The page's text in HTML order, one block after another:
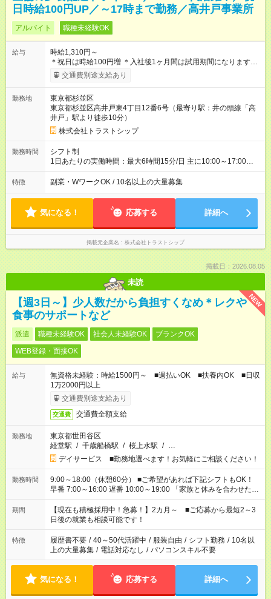
日時給100円UP／～17時まで勤務／高井戸事業所
アルバイト 職種未経験OK
給与
時給1,310円～
＊祝日は時給100円増 ＊入社後1ヶ月間は試用期間になります。
時給の変更はございません。 【試用期間】試用期間あり 試用期
間の長さ：1ヶ月 雇用形態、給与は本採用時と同じです。
交通費別途支給あり
勤務地
東京都杉並区
東京都杉並区高井戸東4丁目12番6号（最寄り駅：井の頭線「高
井戸」駅より徒歩10分）
株式会社トラストシップ
勤務時間
シフト制
1日あたりの実働時間：最大6時間15分/日 主に10:00～17:00、
10：30～17：30の固定契約シフトで、契約シフトは事業所によ
り異なります。 ●完全土日休み ＊契約曜日 週2～5日の固定契約
特徴 副業・WワークOK / 10名以上の大量募集
気になる！ 応募する 詳細へ
掲載元企業名 株式会社トラストシップ
掲載日：2026.08.05
未読
NEW
【週3日～】少人数だから負担すくなめ＊レクや
食事のサポートなど
派遣 職種未経験OK 社会人未経験OK
ブランクOK
WEB登録・面接OK
給与
無資格未経験：時給1500円～ ■週払いOK ■扶養内OK ■日収
1万2000円以上
交通費別途支給あり
交通費 交通費全額支給
勤務地
東京都世田谷区
経堂駅 / 千歳船橋駅 / 桜上水駅 / …
デイサービス ■勤務地選べます！お気軽にご相談ください！
勤務時間
9:00～18:00（休憩60分） ■ご希望があれば下記シフトもOK！
早番 7:00～16:00 遅番 10:00～19:00 「家族と休みを合わせた
い」 「余裕を持って夕飯の準備がしたい」 「できれば残業はし
たくない」 など、ご希望を教えてくださいね。 ※Wワーク希望
の方へ 今ご覧のお仕事で希望する勤務時間と、もう1つのお仕事
の勤務時間。 合計で週40時間を超える場合は応募できません。
期間
【現在も積極採用中！急募！】2カ月～ ■ご応募から最短2～3
日後の就業も相談可能です！
特徴 履歴書不要 / 40～50代活躍中 / 服装自由 / シフト勤務 / 10名以
上の大量募集 / 電話対応なし / パソコンスキル不要
気になる！ 応募する 詳細へ